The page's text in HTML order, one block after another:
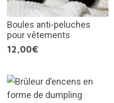
Boules anti-peluches
pour vêtements
12,00€